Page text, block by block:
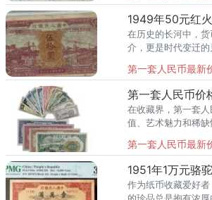
在历史的长河中，
介，更是时代变迁
的重要组成部分，
义，更因其独特的
第一套人民币最新
在收藏界，第一套
值、艺术魅力和稀
碑，第一套人民币
恢复与发展，其每
第一套人民币最新
作为纸币收藏爱好